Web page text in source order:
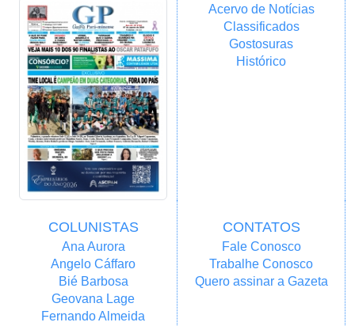
Acervo de Notícias
Classificados
Gostosuras
Histórico
COLUNISTAS
Ana Aurora
Angelo Cáffaro
Bié Barbosa
Geovana Lage
Fernando Almeida
CONTATOS
Fale Conosco
Trabalhe Conosco
Quero assinar a Gazeta